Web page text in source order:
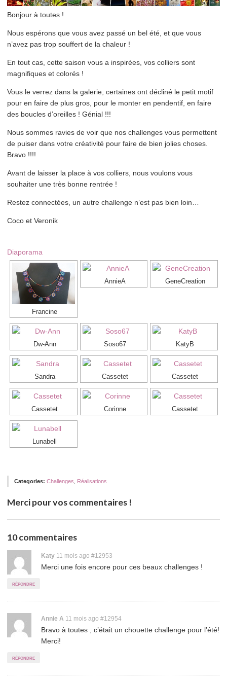
Bonjour à toutes !
Nous espérons que vous avez passé un bel été, et que vous
n’avez pas trop souffert de la chaleur !
En tout cas, cette saison vous a inspirées, vos colliers sont
magnifiques et colorés !
Vous le verrez dans la galerie, certaines ont décliné le petit motif
pour en faire de plus gros, pour le monter en pendentif, en faire
des boucles d’oreilles ! Génial !!!
Nous sommes ravies de voir que nos challenges vous permettent
de puiser dans votre créativité pour faire de bien jolies choses.
Bravo !!!!
Avant de laisser la place à vos colliers, nous voulons vous
souhaiter une très bonne rentrée !
Restez connectées, un autre challenge n’est pas bien loin…
Coco et Veronik
Diaporama
Francine
AnnieA GeneCreation
Dw-Ann Soso67 KatyB
Sandra Cassetet Cassetet
Cassetet Corinne Cassetet
Lunabell
Categories: Challenges Réalisations
Merci pour vos commentaires !
10 commentaires
Katy 11 mois ago Permalink
to
#12953
Merci une fois encore pour ces beaux challenges !
répondre
Annie A 11 mois ago Permalink
to
#12954
Bravo à toutes , c’était un chouette challenge pour l’été!
Merci!
répondre